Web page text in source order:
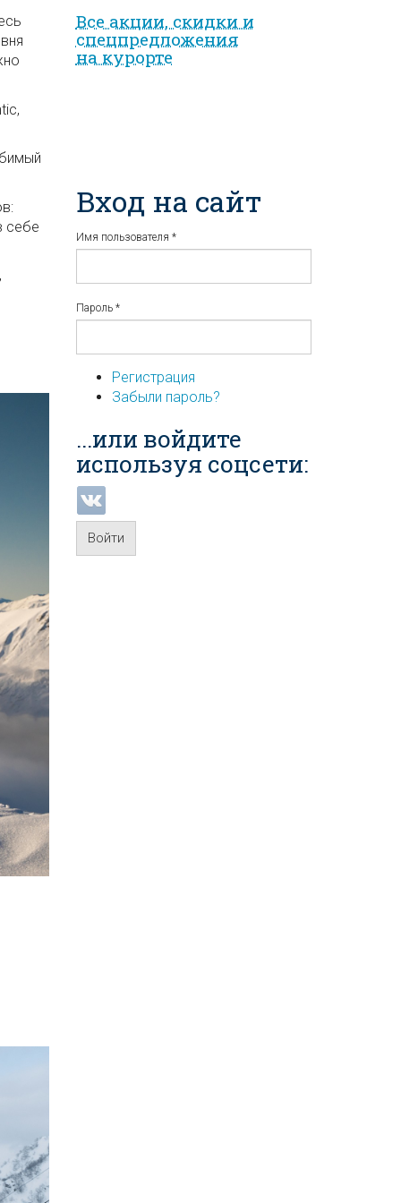
себе
Все акции, скидки и
спец­предложе­ния
на курорте
Вход на сайт
Имя пользователя *
Пароль *
Регистрация
Забыли пароль?
...или войдите
используя соцсети:
Войти